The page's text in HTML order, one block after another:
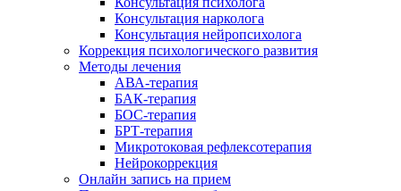
Консультация нарколога
Консультация нейропсихолога
Коррекция психологического развития
Методы лечения
АВА-терапия
БАК-терапия
БОС-терапия
БРТ-терапия
Микротоковая рефлексотерапия
Нейрокоррекция
Онлайн запись на прием